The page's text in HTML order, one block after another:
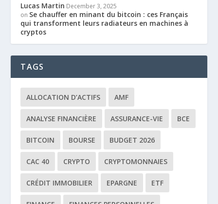
Lucas Martin December 3, 2025
on Se chauffer en minant du bitcoin : ces Français
qui transforment leurs radiateurs en machines à
cryptos
TAGS
ALLOCATION D’ACTIFS AMF
ANALYSE FINANCIÈRE ASSURANCE-VIE BCE
BITCOIN BOURSE BUDGET 2026
CAC 40 CRYPTO CRYPTOMONNAIES
CRÉDIT IMMOBILIER EPARGNE ETF